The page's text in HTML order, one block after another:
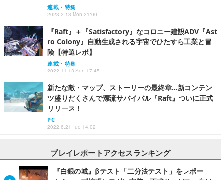
連載・特集
2023.2.13 Mon 21:00
『Raft』＋『Satisfactory』なコロニー建設ADV『Ast
ro Colony』自動生成される宇宙でひたすら工業と冒
険【特選レポ】
連載・特集
2022.11.13 Sun 17:45
新たな敵・マップ、ストーリーの最終章…新コンテン
ツ盛りだくさんで漂流サバイバル『Raft』ついに正式
リリース！
PC
2022.6.21 Tue 14:02
プレイレポートアクセスランキング
『白銀の城』βテスト「二分法テスト」をレポー